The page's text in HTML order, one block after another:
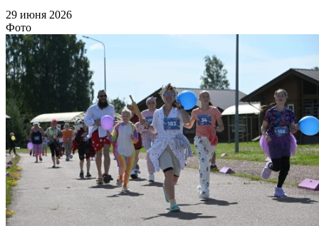
29 июня 2026
Фото